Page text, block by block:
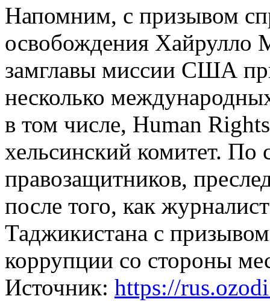
Напомним, с призывом
освобождения Хайрулло
замглавы миссии США
несколько
в том числе, Human
хельсинский комитет. По
правозащитников,
после того, как
Таджикистана с
коррупции со стороны
Источник: https://